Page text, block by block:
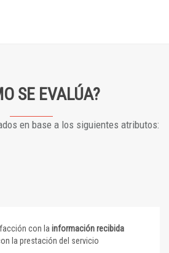
SE EVALÚA?
en base a los siguientes atributos:
con la información recibida
la prestación del servicio